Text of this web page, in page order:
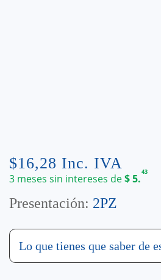
$16,28 Inc. IVA
3 meses sin intereses de$5.43
Presentación: 2PZ
Lo que tienes que saber de